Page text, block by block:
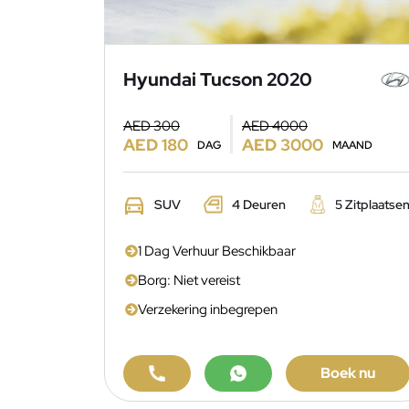
Hyundai Tucson 2020
AED 300
AED 180 DAG
AED 4000
AED 3000 MAAND
SUV 4 Deuren 5 Zitplaatsen
1 Dag Verhuur Beschikbaar
Borg: Niet vereist
Verzekering inbegrepen
Boek nu